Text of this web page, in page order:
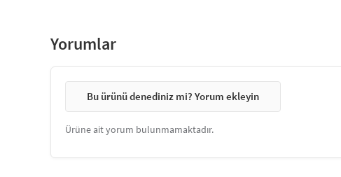
Yorumlar
Bu ürünü denediniz mi? Yorum ekleyin
Ürüne ait yorum bulunmamaktadır.